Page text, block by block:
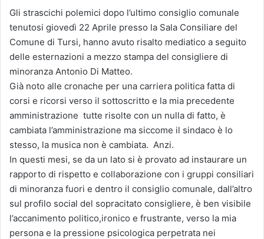
Gli strascichi polemici dopo l’ultimo consiglio comunale
tenutosi giovedì 22 Aprile presso la Sala Consiliare del
Comune di Tursi, hanno avuto risalto mediatico a seguito
delle esternazioni a mezzo stampa del consigliere di
minoranza Antonio Di Matteo.
Già noto alle cronache per una carriera politica fatta di
corsi e ricorsi verso il sottoscritto e la mia precedente
amministrazione tutte risolte con un nulla di fatto, è
cambiata l’amministrazione ma siccome il sindaco è lo
stesso, la musica non è cambiata. Anzi.
In questi mesi, se da un lato si è provato ad instaurare un
rapporto di rispetto e collaborazione con i gruppi consiliari
di minoranza fuori e dentro il consiglio comunale, dall’altro
sul profilo social del sopracitato consigliere, è ben visibile
l’accanimento politico,ironico e frustrante, verso la mia
persona e la pressione psicologica perpetrata nei